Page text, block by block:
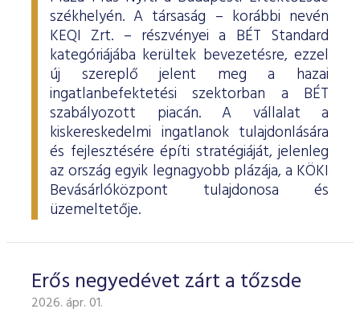
székhelyén. A társaság – korábbi nevén
KEQI Zrt. – részvényei a BÉT Standard
kategóriájába kerültek bevezetésre, ezzel
új szereplő jelent meg a hazai
ingatlanbefektetési szektorban a BÉT
szabályozott piacán. A vállalat a
kiskereskedelmi ingatlanok tulajdonlására
és fejlesztésére építi stratégiáját, jelenleg
az ország egyik legnagyobb plázája, a KÖKI
Bevásárlóközpont tulajdonosa és
üzemeltetője.
Erős negyedévet zárt a tőzsde
2026. ápr. 01.